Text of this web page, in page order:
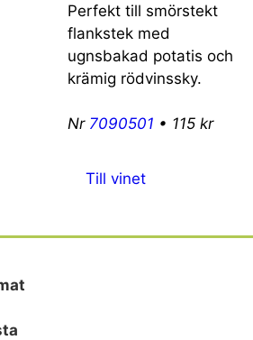
Perfekt till smörstekt
flankstek med
ugnsbakad potatis och
krämig rödvinssky.
Nr 7090501 • 115 kr
Till vinet